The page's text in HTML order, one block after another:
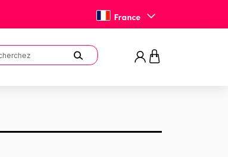
France